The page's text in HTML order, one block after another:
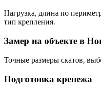
Нагрузка, длина по
тип крепления.
Замер на объекте в
Точные размеры скатов,
Подготовка крепежа